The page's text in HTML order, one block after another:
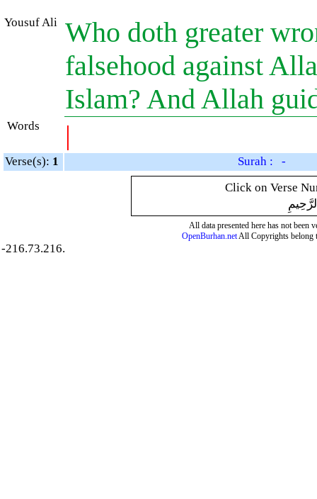
Yousuf Ali Who doth greater
falsehood against
Islam? And Allah
Words |
Verse(s): 1
Surah : -
Click on Verse
All data presented here has not been
OpenBurhan.netAll Copyrights belong
-216.73.216.